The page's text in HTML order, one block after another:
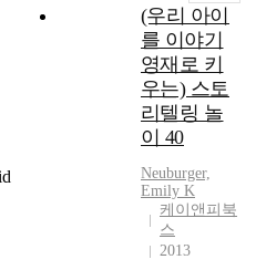
(우리 아이
를 이야기
영재로 키
우는) 스토
리텔링 놀
이 40
Neuburger,
Emily K
케이앤피북
스
2013